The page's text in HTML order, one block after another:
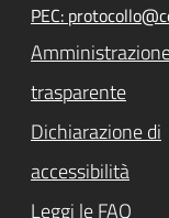
PEC:
trasparente
Dichiarazione di
accessibilità
Leggi le FAQ